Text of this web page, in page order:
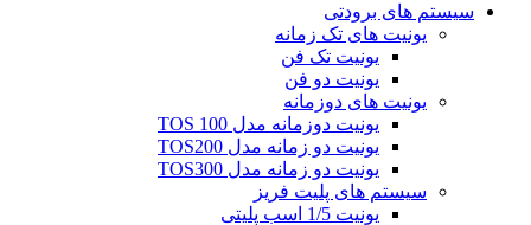
سیستم های برودتی
یونیت های تک زمانه
یونیت تک فن
یونیت دو فن
یونیت های دوزمانه
یونیت دوزمانه مدل TOS 100
یونیت دو زمانه مدل TOS200
یونیت دو زمانه مدل TOS300
سیستم های پلیت فریز
یونیت 1/5 اسب پلیتی